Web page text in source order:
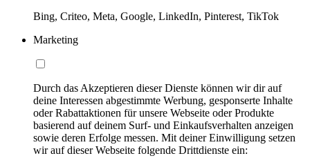
Bing, Criteo, Meta, Google, LinkedIn, Pinterest, TikTok
Marketing
Durch das Akzeptieren dieser Dienste können wir dir auf
deine Interessen abgestimmte Werbung, gesponserte Inhalte
oder Rabattaktionen für unsere Webseite oder Produkte
basierend auf deinem Surf- und Einkaufsverhalten anzeigen
sowie deren Erfolge messen. Mit deiner Einwilligung setzen
wir auf dieser Webseite folgende Drittdienste ein: